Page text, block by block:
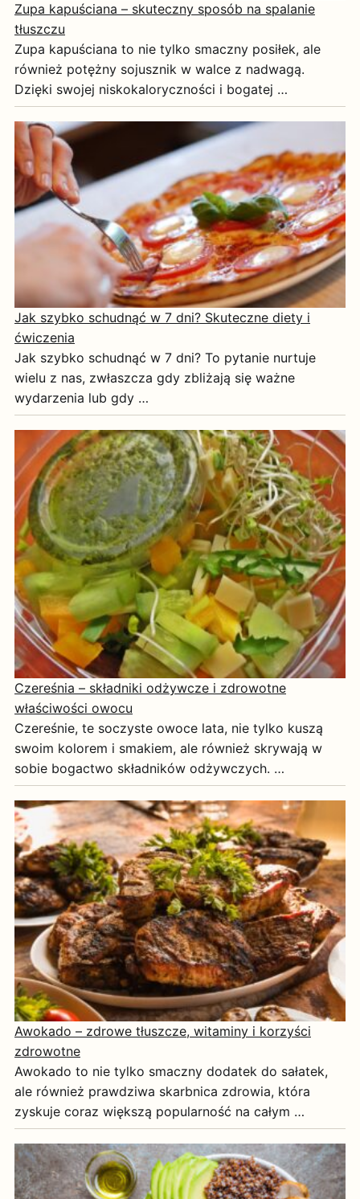
Zupa kapuściana – skuteczny sposób na spalanie
tłuszczu
Zupa kapuściana to nie tylko smaczny posiłek, ale
również potężny sojusznik w walce z nadwagą.
Dzięki swojej niskokaloryczności i bogatej …
Jak szybko schudnąć w 7 dni? Skuteczne diety i
ćwiczenia
Jak szybko schudnąć w 7 dni? To pytanie nurtuje
wielu z nas, zwłaszcza gdy zbliżają się ważne
wydarzenia lub gdy …
Czereśnia – składniki odżywcze i zdrowotne
właściwości owocu
Czereśnie, te soczyste owoce lata, nie tylko kuszą
swoim kolorem i smakiem, ale również skrywają w
sobie bogactwo składników odżywczych. …
Awokado – zdrowe tłuszcze, witaminy i korzyści
zdrowotne
Awokado to nie tylko smaczny dodatek do sałatek,
ale również prawdziwa skarbnica zdrowia, która
zyskuje coraz większą popularność na całym …